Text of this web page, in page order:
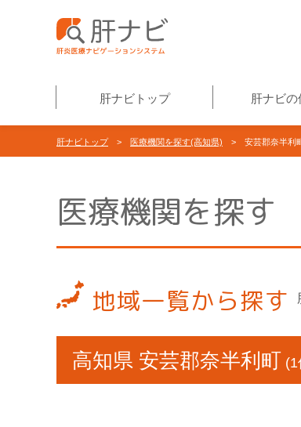
肝ナビトップ 肝ナビ
肝ナビトップ> 医療機関を探す(高知県) > 安芸郡奈半利
医療機関を探す
地域一覧から探す
高知県 安芸郡奈半利町 (1